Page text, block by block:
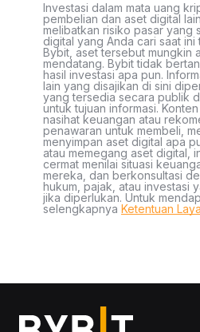
Investasi dalam mata uang
pembelian dan aset digital
melibatkan risiko pasar yang
digital yang Anda cari saat
Bybit, aset tersebut mungkin
mendatang. Bybit tidak
hasil investasi apa pun.
lain yang disajikan di sini
yang tersedia secara publik
untuk tujuan informasi.
nasihat keuangan atau
penawaran untuk membeli,
menyimpan aset digital apa
atau memegang aset digital,
cermat menilai situasi
mereka, dan berkonsultasi
hukum, pajak, atau investasi
jika diperlukan. Untuk
selengkapnya Ketentuan